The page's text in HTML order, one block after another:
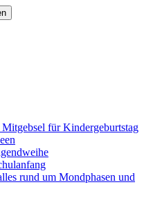
für Kindergeburtstag
rund um Mondphasen und